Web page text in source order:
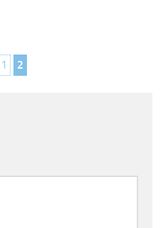
1 2